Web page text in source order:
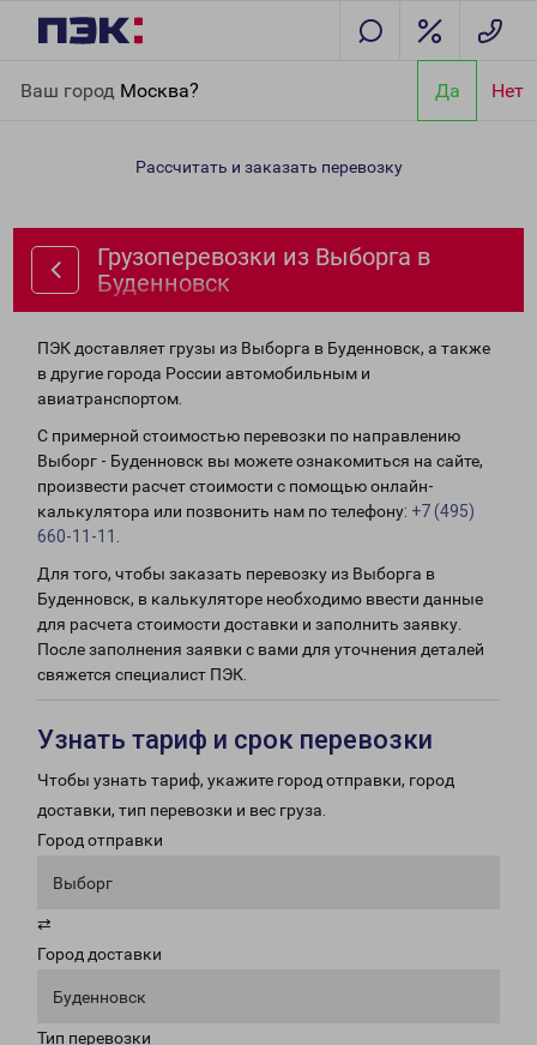
Ваш город Москва? Да Нет
Буденновск
Рассчитать и заказать перевозку
Грузоперевозки из Выборга в
Буденновск
ПЭК доставляет грузы из Выборга в Буденновск, а также
в другие города России автомобильным и
авиатранспортом.
С примерной стоимостью перевозки по направлению
Выборг - Буденновск вы можете ознакомиться на сайте,
произвести расчет стоимости с помощью онлайн-
калькулятора или позвонить нам по телефону: +7 (495)
660-11-11
Для того, чтобы заказать перевозку из Выборга в
Буденновск, в калькуляторе необходимо ввести данные
для расчета стоимости доставки и заполнить заявку.
После заполнения заявки с вами для уточнения деталей
свяжется специалист ПЭК.
Узнать тариф и срок перевозки
Чтобы узнать тариф, укажите город отправки, город
доставки, тип перевозки и вес груза.
Город отправки
Выборг
⇄
Город доставки
Буденновск
Тип перевозки